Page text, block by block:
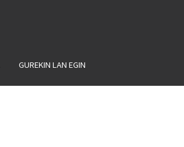
GUREKIN LAN EGIN